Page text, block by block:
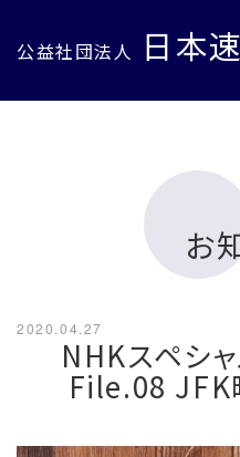
公益社団法人 日本
お
2020.04.27
NHKスペシ
File.08 JFK